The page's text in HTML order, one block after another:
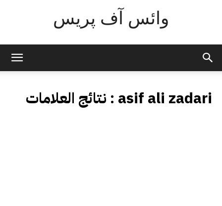
وائس آف پریس
نتائج العلامات : asif ali zadari